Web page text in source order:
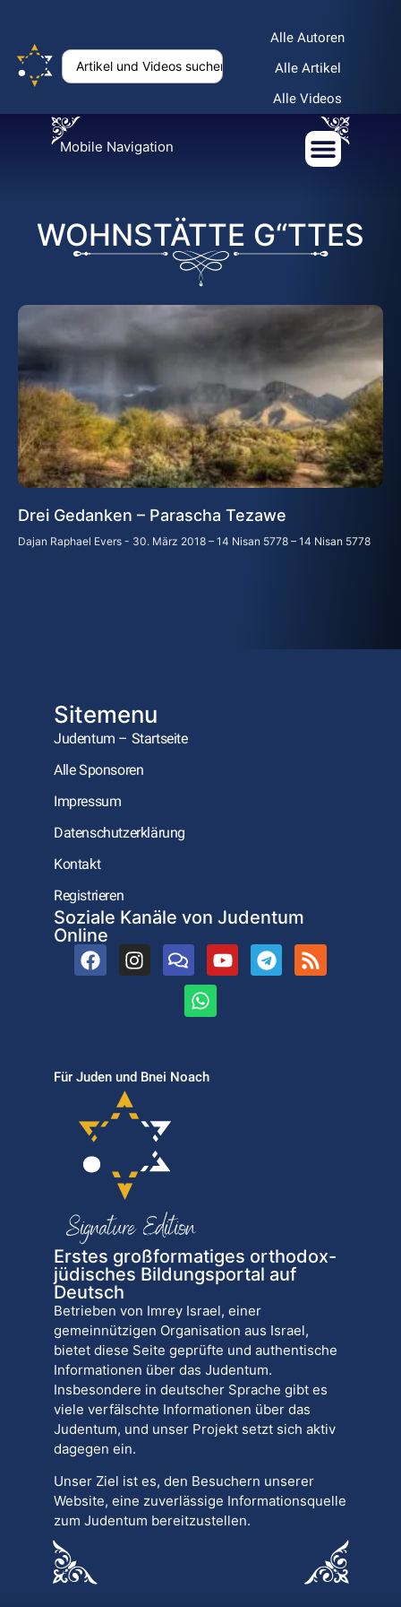
Alle Autoren
Alle Artikel
Alle Videos
Mobile Navigation
WOHNSTÄTTE G“TTES
Drei Gedanken – Parascha Tezawe
Dajan Raphael Evers 30. März 2018 – 14 Nisan 5778 – 14 Nisan 5778
Sitemenu
Judentum – Startseite
Alle Sponsoren
Impressum
Datenschutzerklärung
Kontakt
Registrieren
Soziale Kanäle von Judentum
Online
Für Juden und Bnei Noach
Erstes großformatiges orthodox-
jüdisches Bildungsportal auf
Deutsch
Betrieben von Imrey Israel, einer
gemeinnützigen Organisation aus Israel,
bietet diese Seite geprüfte und authentische
Informationen über das Judentum.
Insbesondere in deutscher Sprache gibt es
viele verfälschte Informationen über das
Judentum, und unser Projekt setzt sich aktiv
dagegen ein.
Unser Ziel ist es, den Besuchern unserer
Website, eine zuverlässige Informationsquelle
zum Judentum bereitzustellen.